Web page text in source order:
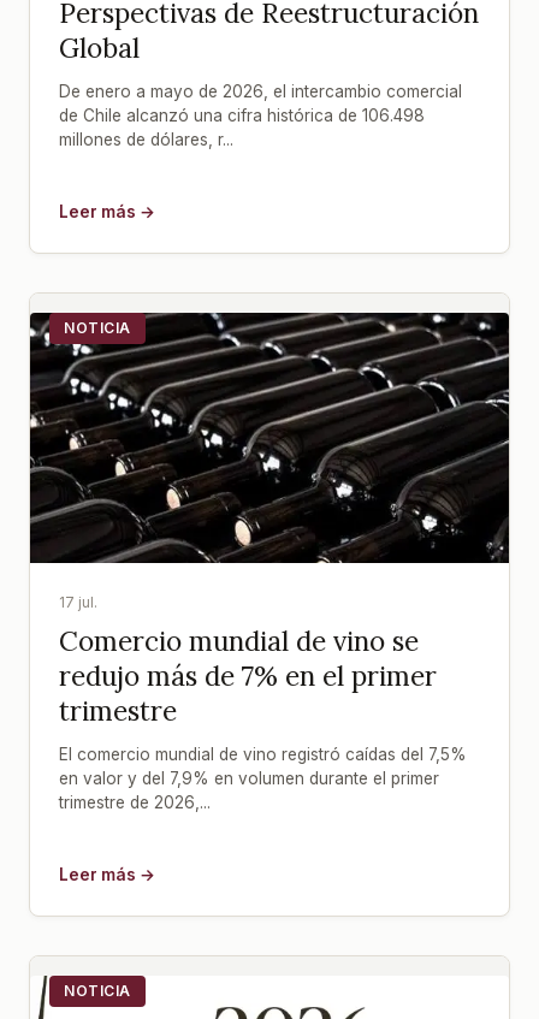
Perspectivas de Reestructuración
Global
De enero a mayo de 2026, el intercambio comercial
de Chile alcanzó una cifra histórica de 106.498
millones de dólares, r...
Leer más →
NOTICIA
17 jul.
Comercio mundial de vino se
redujo más de 7% en el primer
trimestre
El comercio mundial de vino registró caídas del 7,5%
en valor y del 7,9% en volumen durante el primer
trimestre de 2026,...
Leer más →
NOTICIA